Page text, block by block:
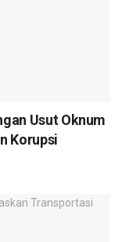
Usut Oknum
Korupsi